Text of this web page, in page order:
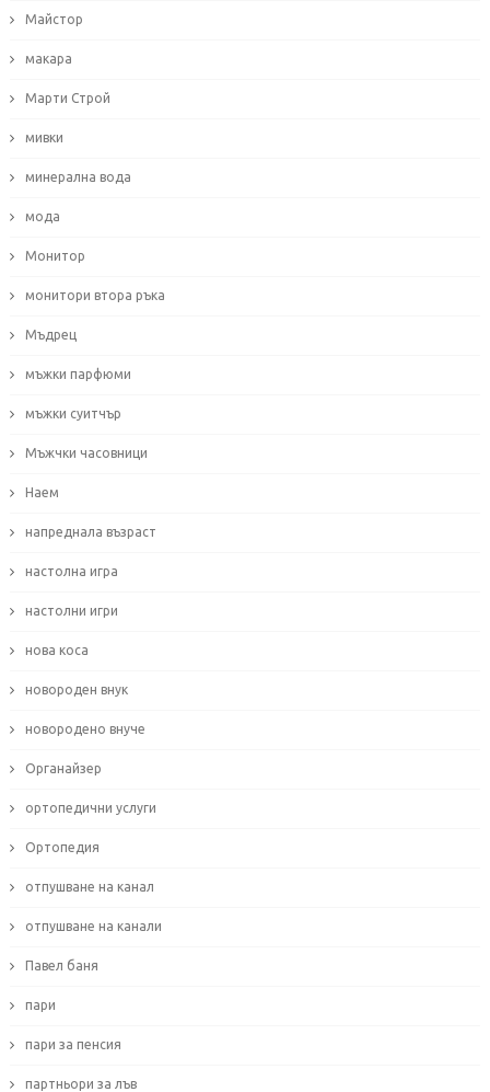
Майстор
макара
Марти Строй
мивки
минерална вода
мода
Монитор
монитори втора ръка
Мъдрец
мъжки парфюми
мъжки суитчър
Мъжчки часовници
Наем
напреднала възраст
настолна игра
настолни игри
нова коса
новороден внук
новородено внуче
Органайзер
ортопедични услуги
Ортопедия
отпушване на канал
отпушване на канали
Павел баня
пари
пари за пенсия
партньори за лъв